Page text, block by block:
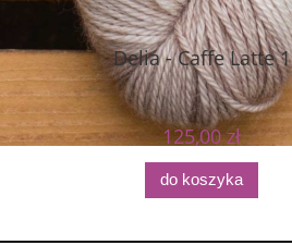
Delia - Caffe Latte 1
125,00 zł
do koszyka